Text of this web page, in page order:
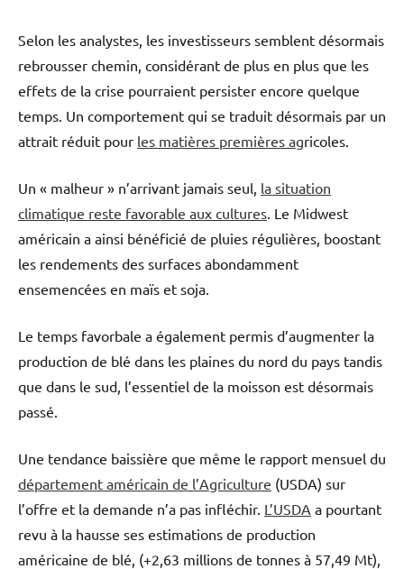
Selon les analystes, les investisseurs semblent désormais
rebrousser chemin, considérant de plus en plus que les
effets de la crise pourraient persister encore quelque
temps. Un comportement qui se traduit désormais par un
attrait réduit pour les matières premières agricoles.
Un « malheur » n’arrivant jamais seul, la situation
climatique reste favorable aux cultures . Le Midwest
américain a ainsi bénéficié de pluies régulières, boostant
les rendements des surfaces abondamment
ensemencées en maïs et soja.
Le temps favorbale a également permis d’augmenter la
production de blé dans les plaines du nord du pays tandis
que dans le sud, l’essentiel de la moisson est désormais
passé.
Une tendance baissière que même le rapport mensuel du
département américain de l’Agriculture (USDA) sur
l’offre et la demande n’a pas infléchir. L’USDA a pourtant
revu à la hausse ses estimations de production
américaine de blé, (+2,63 millions de tonnes à 57,49 Mt),